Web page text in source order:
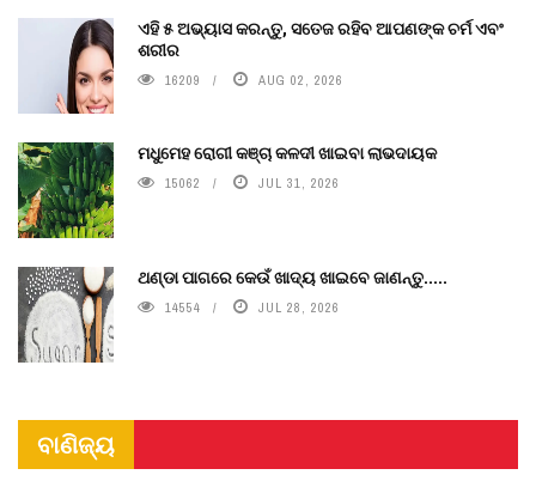
ଏହି ୫ ଅଭ୍ୟାସ କରନ୍ତୁ, ସତେଜ ରହିବ ଆପଣଙ୍କ ଚର୍ମ ଏବଂ
ଶରୀର
16209 AUG 02, 2026
ମଧୁମେହ ରୋଗୀ କଞ୍ଚା କଳଦୀ ଖାଇବା ଲାଭଦାୟକ
15062 JUL 31, 2026
ଥଣ୍ଡା ପାଗରେ କେଉଁ ଖାଦ୍ୟ ଖାଇବେ ଜାଣନ୍ତୁ.....
14554 JUL 28, 2026
ବାଣିଜ୍ୟ